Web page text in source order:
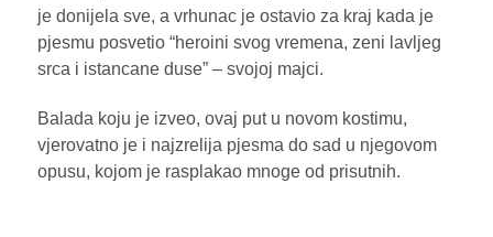
je donijela sve, a vrhunac je ostavio za kraj kada je
pjesmu posvetio “heroini svog vremena, zeni lavljeg
srca i istancane duse” – svojoj majci.
Balada koju je izveo, ovaj put u novom kostimu,
vjerovatno je i najzrelija pjesma do sad u njegovom
opusu, kojom je rasplakao mnoge od prisutnih.